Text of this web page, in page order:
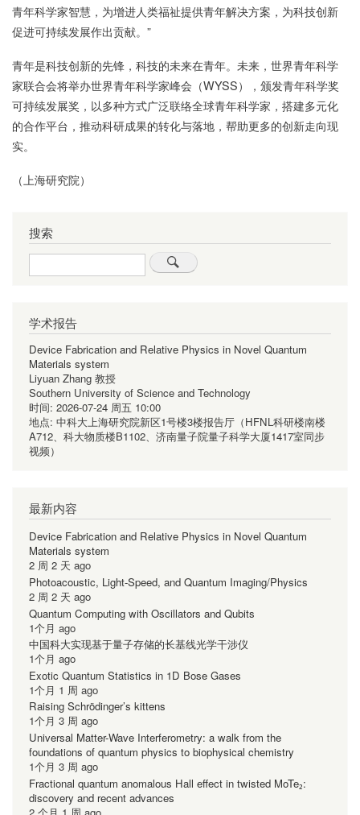
青年科学家智慧，为增进人类福祉提供青年解决方案，为科技创新
促进可持续发展作出贡献。”
青年是科技创新的先锋，科技的未来在青年。未来，世界青年科学
家联合会将举办世界青年科学家峰会（WYSS），颁发青年科学奖
可持续发展奖，以多种方式广泛联络全球青年科学家，搭建多元化
的合作平台，推动科研成果的转化与落地，帮助更多的创新走向现
实。
（上海研究院）
搜索
Search
学术报告
Device Fabrication and Relative Physics in Novel Quantum
Materials system
Liyuan Zhang 教授
Southern University of Science and Technology
时间: 2026-07-24 周五 10:00
地点: 中科大上海研究院新区1号楼3楼报告厅（HFNL科研楼南楼
A712、科大物质楼B1102、济南量子院量子科学大厦1417室同步
视频）
最新内容
Device Fabrication and Relative Physics in Novel Quantum
Materials system
2 周 2 天 ago
Photoacoustic, Light-Speed, and Quantum Imaging/Physics
2 周 2 天 ago
Quantum Computing with Oscillators and Qubits
1个月 ago
中国科大实现基于量子存储的长基线光学干涉仪
1个月 ago
Exotic Quantum Statistics in 1D Bose Gases
1个月 1 周 ago
Raising Schrödinger’s kittens
1个月 3 周 ago
Universal Matter-Wave Interferometry: a walk from the
foundations of quantum physics to biophysical chemistry
1个月 3 周 ago
Fractional quantum anomalous Hall effect in twisted MoTe₂:
discovery and recent advances